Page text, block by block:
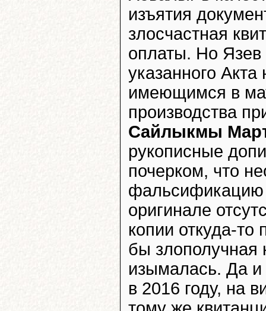
изъятия
злосчастная
оплаты. Но Язев
указанного
имеющимся в
производства
Сайлыкмы
рукописные
почерком, что
фальсификацию
оригинале
копии откуда-то
бы злополучная
изымалась. Да и
в 2016 году, на